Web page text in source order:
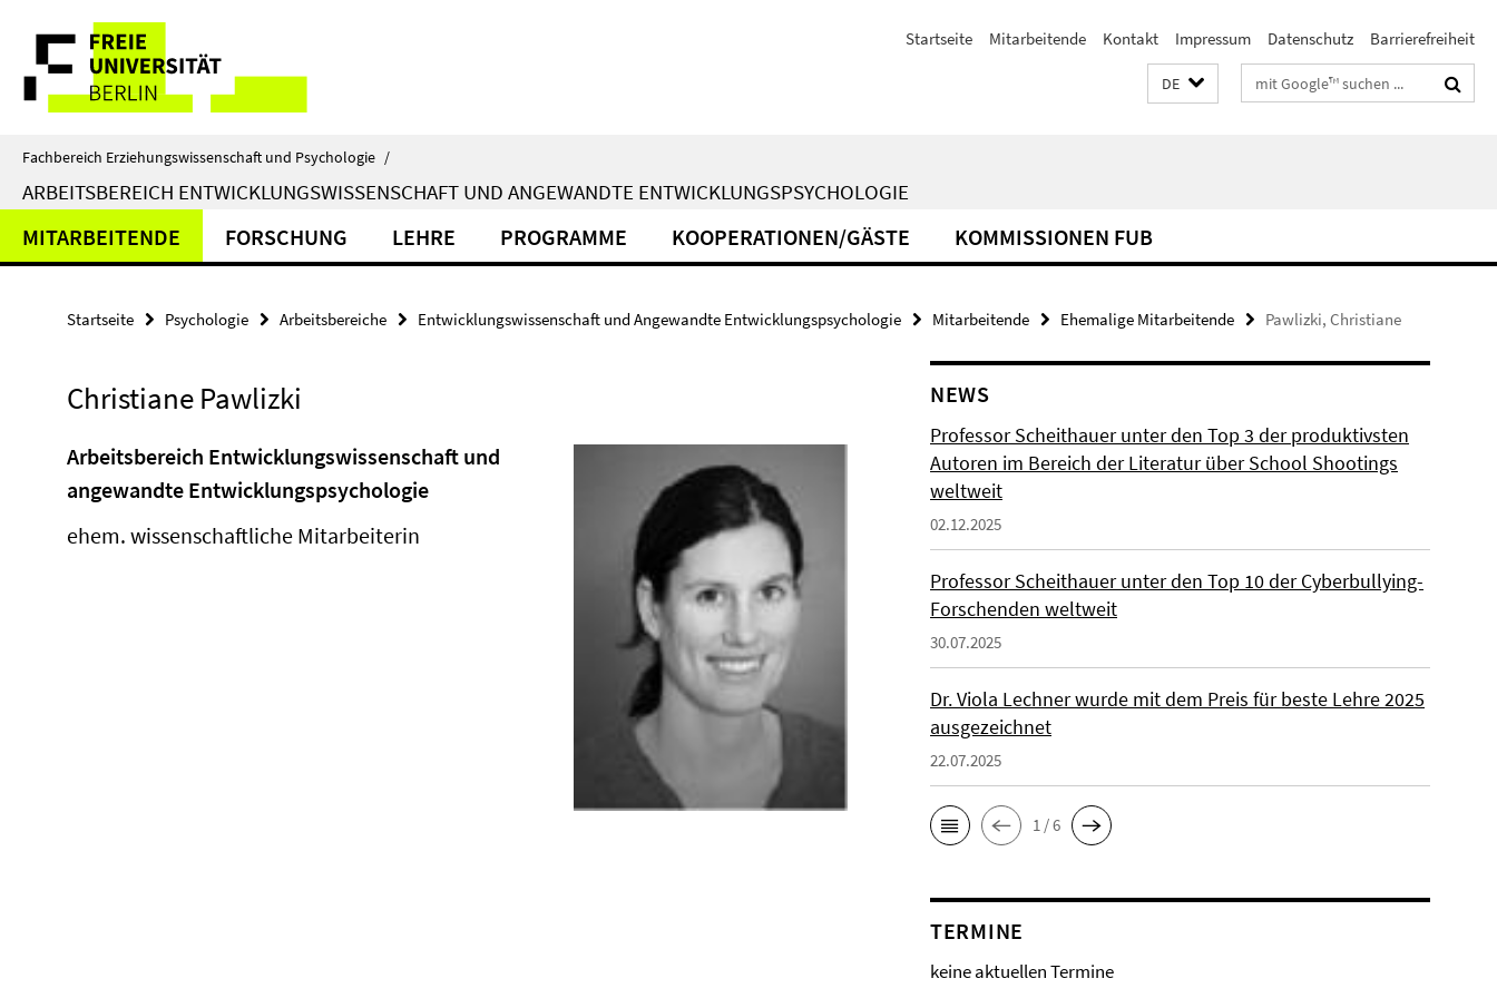
direkt
Inhalt
Service-
Navigation
Startseite Mitarbeitende Kontakt Impressum Datenschutz Barrierefreiheit
DE Suchbegriffe
Fachbereich Erziehungswissenschaft und Psychologie /
ARBEITSBEREICH ENTWICKLUNGSWISSENSCHAFT UND ANGEWANDTE ENTWICKLUNGSPSYCHOLOGIE
MITARBEITENDE FORSCHUNG LEHRE PROGRAMME KOOPERATIONEN/GÄSTE KOMMISSIONEN FUB
Startseite Psychologie Arbeitsbereiche Entwicklungswissenschaft und Angewandte Entwicklungspsychologie Mitarbeitende Ehemalige Mitarbeitende Pawlizki, Christiane
Christiane Pawlizki
Arbeitsbereich Entwicklungswissenschaft und
angewandte Entwicklungspsychologie
ehem. wissenschaftliche Mitarbeiterin
NEWS
Professor Scheithauer unter den Top 3 der produktivsten
Autoren im Bereich der Literatur über School Shootings
weltweit
02.12.2025
Professor Scheithauer unter den Top 10 der Cyberbullying-
Forschenden weltweit
30.07.2025
Dr. Viola Lechner wurde mit dem Preis für beste Lehre 2025
ausgezeichnet
22.07.2025
1 / 6
TERMINE
keine aktuellen Termine